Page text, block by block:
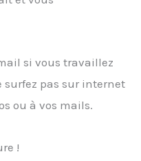
si vous travaillez
pas sur internet
ou à vos mails.
!